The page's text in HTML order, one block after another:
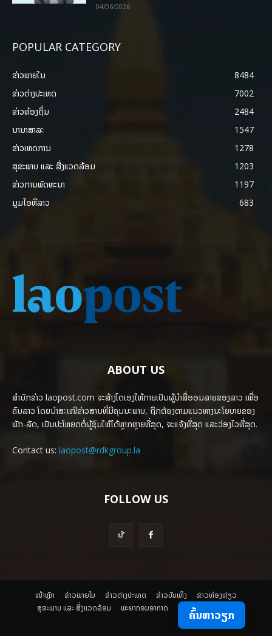
04/06/2026
POPULAR CATEGORY
ຂ່າວພາຍ​ໃນ
8484
ຂ່າວຕ່າງປະເທດ
7002
ຂ່າວທ້ອງຖິ່ນ
2484
ນານາສາລະ
1547
ຂ່າວເຫດການ
1278
ສຸຂະພາບ ແລະ ສີ່ງແວດລ້ອມ
1203
ຂ່າວການພັດທະນາ
1197
ມູມໄອທີລາວ
683
ABOUT US
ສຳນັກຂ່າວ laopost.com ຈະສ້າງໂຕເອງໃຫ້ກາຍເປັນຜູ້ນຳສື່ອອນລາຍຂອງລາວ ເພື່ອ
ຄົນລາວ ໂດຍນຳສະເໜີຂ່າວສານທີ່ມີຄຸນນະພາບ, ຖືກຕ້ອງຕາມແນວທາງນະໂຍບາຍຂອງ
ພັກ-ລັດ, ເປັນປະໂຫຍດຕໍ່ຜູ້ຊົມໃຫ້ໄດ້ຫຼາກຫຼາຍທີ່ສຸດ, ຈະແຈ້ງທີ່ສຸດ ແລະວ່ອງໄວທີ່ສຸດ.
Contact us: laopost@rdkgroup.la
FOLLOW US
ໜ້າຫຼັກ ຂ່າວພາຍ​ໃນ ຂ່າວຕ່າງປະເທດ ​ຂ່າວບັນເທິງ
​ຂ່າວທ່ອງທ່ຽວ
ສຸຂະພາບ ແລະ ສີ່ງແວດລ້ອມ
ພະຍາກອນອາກາດ ຄົ້ນຫາວຽກ